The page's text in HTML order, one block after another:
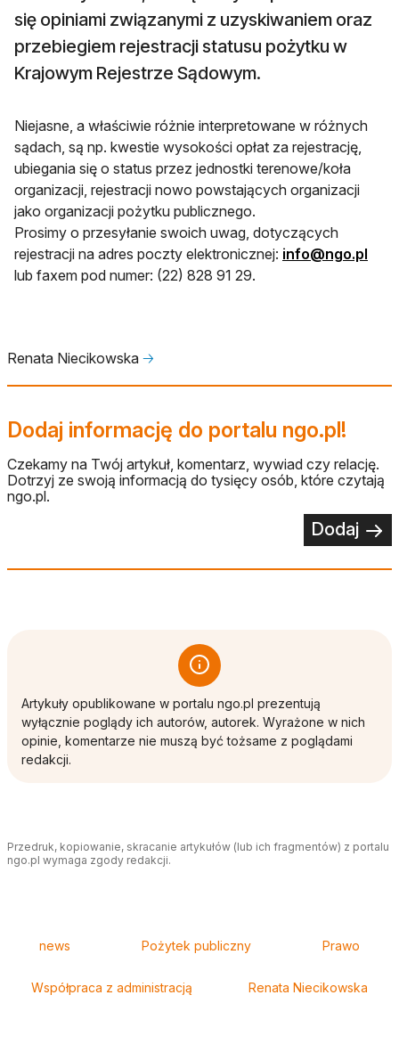
się opiniami związanymi z uzyskiwaniem oraz
przebiegiem rejestracji statusu pożytku w
Krajowym Rejestrze Sądowym.
Niejasne, a właściwie różnie interpretowane w różnych
sądach, są np. kwestie wysokości opłat za rejestrację,
ubiegania się o status przez jednostki terenowe/koła
organizacji, rejestracji nowo powstających organizacji
jako organizacji pożytku publicznego.
Prosimy o przesyłanie swoich uwag, dotyczących
rejestracji na adres poczty elektronicznej: info@ngo.pl
lub faxem pod numer: (22) 828 91 29.
Renata Niecikowska 🡢
Dodaj informację do portalu ngo.pl!
Czekamy na Twój artykuł, komentarz, wywiad czy relację.
Dotrzyj ze swoją informacją do tysięcy osób, które czytają
ngo.pl.
Dodaj
Artykuły opublikowane w portalu ngo.pl prezentują
wyłącznie poglądy ich autorów, autorek. Wyrażone w nich
opinie, komentarze nie muszą być tożsame z poglądami
redakcji.
Przedruk, kopiowanie, skracanie artykułów (lub ich fragmentów) z portalu
ngo.pl wymaga zgody redakcji.
news Pożytek publiczny Prawo
Współpraca z administracją Renata Niecikowska